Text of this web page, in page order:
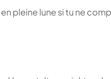
pleine lune si tu ne